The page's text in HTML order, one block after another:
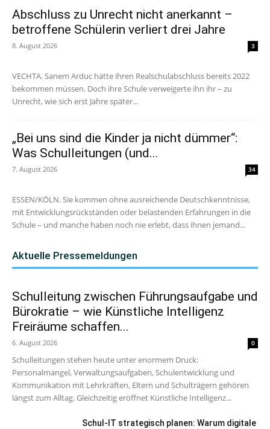
Abschluss zu Unrecht nicht anerkannt –
betroffene Schülerin verliert drei Jahre
8. August 2026 3
VECHTA. Sanem Arduc hätte ihren Realschulabschluss bereits 2022
bekommen müssen. Doch ihre Schule verweigerte ihn ihr – zu
Unrecht, wie sich erst Jahre später...
„Bei uns sind die Kinder ja nicht dümmer“:
Was Schulleitungen (und...
7. August 2026 34
ESSEN/KÖLN. Sie kommen ohne ausreichende Deutschkenntnisse,
mit Entwicklungsrückständen oder belastenden Erfahrungen in die
Schule – und manche haben noch nie erlebt, dass ihnen jemand...
Aktuelle Pressemeldungen
Schulleitung zwischen Führungsaufgabe und
Bürokratie – wie Künstliche Intelligenz
Freiräume schaffen...
6. August 2026 0
Schulleitungen stehen heute unter enormem Druck:
Personalmangel, Verwaltungsaufgaben, Schulentwicklung und
Kommunikation mit Lehrkräften, Eltern und Schulträgern gehören
längst zum Alltag. Gleichzeitig eröffnet Künstliche Intelligenz...
Schul-IT strategisch planen: Warum digitale